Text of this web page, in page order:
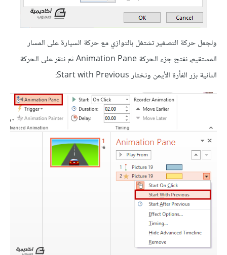
ولجعل حركة التصغير تشتغل بالتوازي مع حركة السيارة على المسار
المستقيم، نفتح جزء الحركة Animation Pane ثم ننقر على الحركة
الثانية بزر الفأرة الأيمن ونختار Start with Previous: